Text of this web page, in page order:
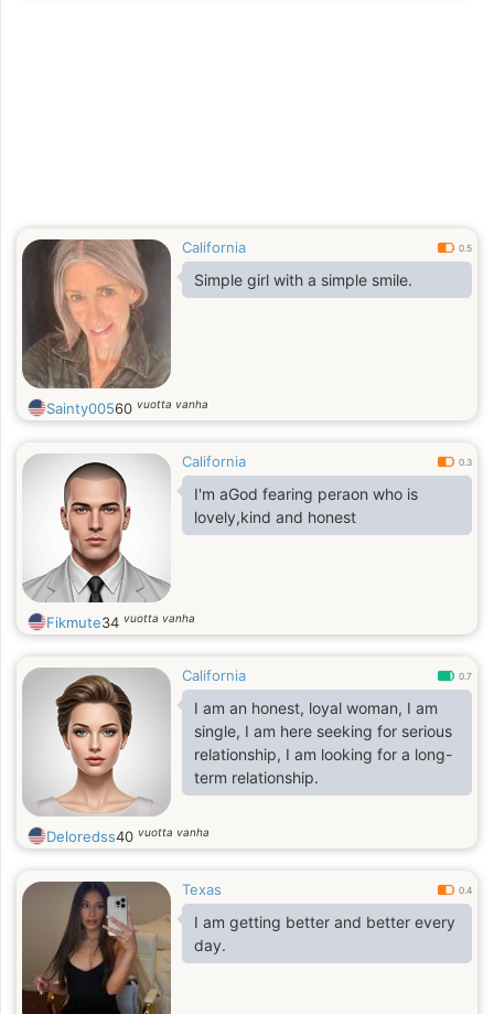
California 0.5
Simple girl with a simple smile.
Sainty00560 vuotta vanha
California 0.3
I'm aGod fearing peraon who is
lovely,kind and honest
Fikmute34 vuotta vanha
California 0.7
I am an honest, loyal woman, I am
single, I am here seeking for serious
relationship, I am looking for a long-
term relationship.
Deloredss40 vuotta vanha
Texas 0.4
I am getting better and better every
day.